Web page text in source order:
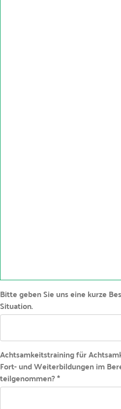
Bitte geben Sie uns eine kurze
Situation.
Achtsamkeitstraining für
Fort- und Weiterbildungen im
teilgenommen? *